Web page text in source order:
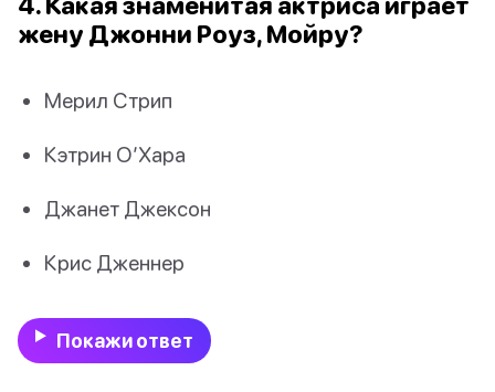
жену Джонни Роуз, Мойру?
Мерил Стрип
Кэтрин О’Хара
Джанет Джексон
Крис Дженнер
Покажи ответ